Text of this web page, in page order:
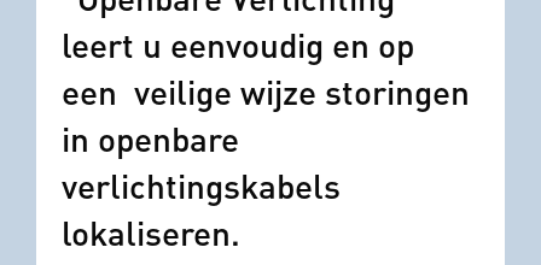
leert u eenvoudig en op
een veilige wijze storingen
in openbare
verlichtingskabels
lokaliseren.